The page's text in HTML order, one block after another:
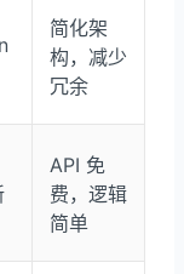
简化架
构，减少
冗余
API 免
费，逻辑
简单